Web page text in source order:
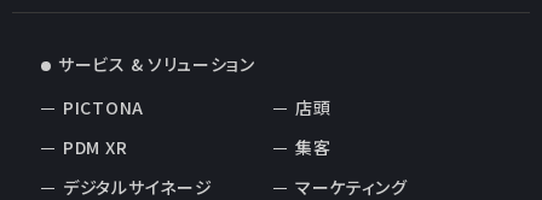
サービス & ソリューション
PICTONA
PDM XR
デジタルサイネージ
店頭
集客
マーケティング